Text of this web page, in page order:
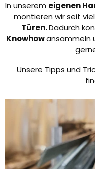
In unserem eigenen
montieren wir seit
Türen.Dadurch
Knowhowansammeln
Unsere Tipps und